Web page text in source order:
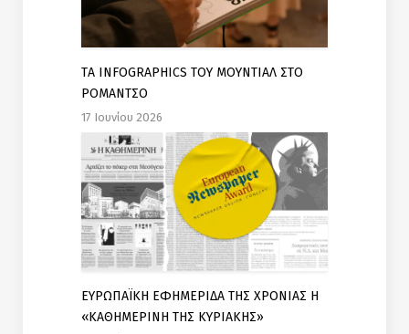
TΑ INFOGRAPHICS ΤΟΥ ΜΟΥΝΤΙΑΛ ΣΤΟ
ΡΟΜΑΝΤΣΟ
17 Ιουνίου 2026
ΕΥΡΩΠΑΪΚΗ ΕΦΗΜΕΡΙΔΑ ΤΗΣ ΧΡΟΝΙΑΣ Η
«ΚΑΘΗΜΕΡΙΝΗ ΤΗΣ ΚΥΡΙΑΚΗΣ»